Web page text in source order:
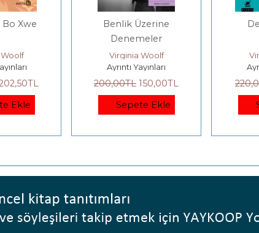
Bo Xwe
,50TL
Ekle
Benlik Üzerine
Denemeler
Virginia Woolf
Ayrıntı Yayınları
200,00TL 150,00TL
Sepete Ekle
220